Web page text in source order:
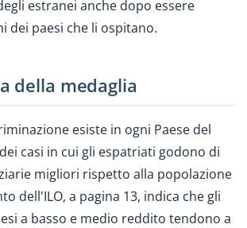
estranei anche dopo essere
dei paesi che li ospitano.
della medaglia
esiste in ogni Paese del
casi in cui gli espatriati godono di
migliori rispetto alla popolazione
dell'ILO, a pagina 13, indica che gli
a basso e medio reddito tendono a